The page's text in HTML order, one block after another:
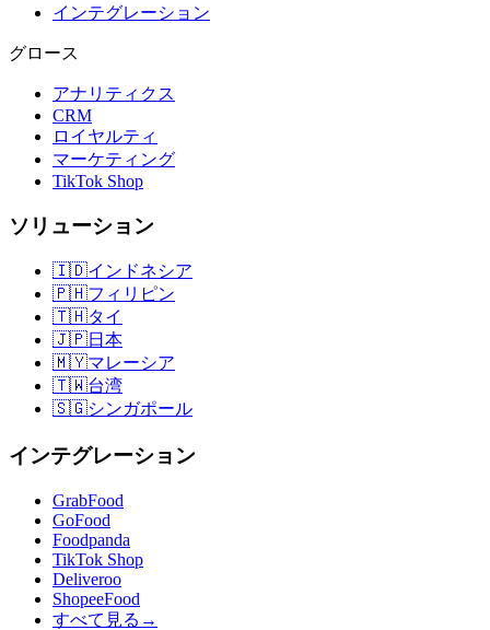
インテグレーション
グロース
アナリティクス
CRM
ロイヤルティ
マーケティング
TikTok Shop
ソリューション
🇮🇩インドネシア
🇵🇭フィリピン
🇹🇭タイ
🇯🇵日本
🇲🇾マレーシア
🇹🇼台湾
🇸🇬シンガポール
インテグレーション
GrabFood
GoFood
Foodpanda
TikTok Shop
Deliveroo
ShopeeFood
すべて見る →